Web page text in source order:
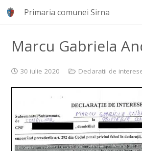
Primaria comunei Sirna
Marcu Gabriela
30 iulie 2020 Declaratii de